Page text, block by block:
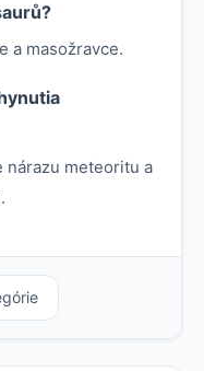
a masožravce.
nárazu meteoritu a